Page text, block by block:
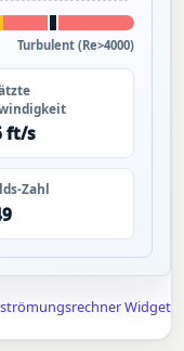
Turbulent (Re>4000)
ft/s
Zahl
Widget